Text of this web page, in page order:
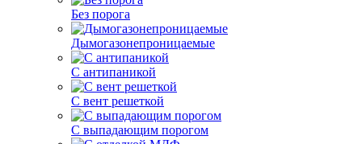
Без порога
Дымогазонепроницаемые
С антипаникой
С вент решеткой
С выпадающим порогом